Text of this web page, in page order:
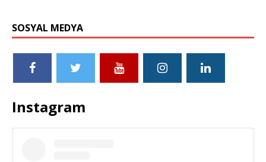
SOSYAL MEDYA
Instagram